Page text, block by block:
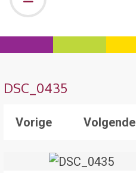
DSC_0435
Vorige Volgende